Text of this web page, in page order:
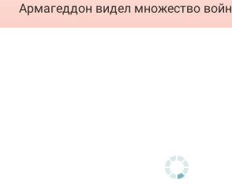
Армагеддон видел множество войн